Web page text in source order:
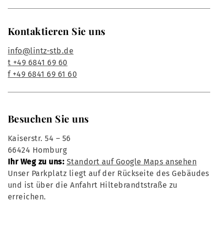
Kontaktieren Sie uns
info@lintz-stb.de
t +49 6841 69 60
f +49 6841 69 61 60
Besuchen Sie uns
Kaiserstr. 54 – 56
66424 Homburg
Ihr Weg zu uns: Standort auf Google Maps ansehen
Unser Parkplatz liegt auf der Rückseite des Gebäudes
und ist über die Anfahrt Hiltebrandtstraße zu
erreichen.